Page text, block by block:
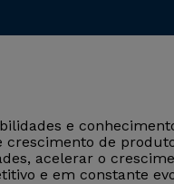
e
crescimento de
acelerar o
e em constante